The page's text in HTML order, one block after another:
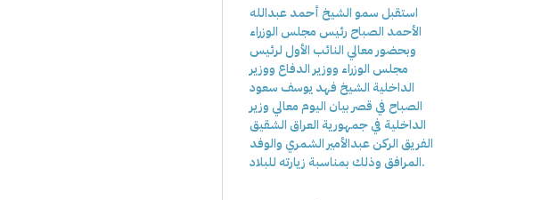
استقبل سمو الشيخ أحمد عبدالله
الأحمد الصباح رئيس مجلس الوزراء
وبحضور معالي النائب الأول لرئيس
مجلس الوزراء ووزير الدفاع ووزير
الداخلية الشيخ فهد يوسف سعود
الصباح في قصر بيان اليوم معالي وزير
الداخلية في جمهورية العراق الشقيق
الفريق الركن عبدالأمير الشمري والوفد
المرافق وذلك بمناسبة زيارته للبلاد.